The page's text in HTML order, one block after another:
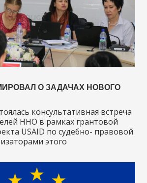
О ЗАДАЧАХ НОВОГО
консультативная встреча
ННО в рамках грантовой
USAID по судебно- правовой
этого